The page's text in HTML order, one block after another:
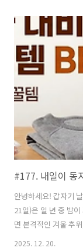
토끼를 잡기 위해 과
대세가 카본매트인
야 하는지 핵심만 정
수매트 vs 카본매트)
렌드는 확실히 3세
안녕하세요! 갑자기
21일)은 일 년 중 밤
면 본격적인 겨울 추
하죠.영하권의 날씨가
2025. 12. 20.